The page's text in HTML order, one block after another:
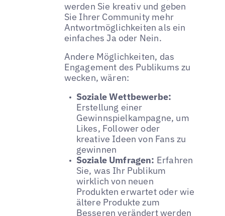
werden Sie kreativ und geben
Sie Ihrer Community mehr
Antwortmöglichkeiten als ein
einfaches Ja oder Nein.
Andere Möglichkeiten, das
Engagement des Publikums zu
wecken, wären:
Soziale Wettbewerbe:
Erstellung einer
Gewinnspielkampagne, um
Likes, Follower oder
kreative Ideen von Fans zu
gewinnen
Soziale Umfragen: Erfahren
Sie, was Ihr Publikum
wirklich von neuen
Produkten erwartet oder wie
ältere Produkte zum
Besseren verändert werden